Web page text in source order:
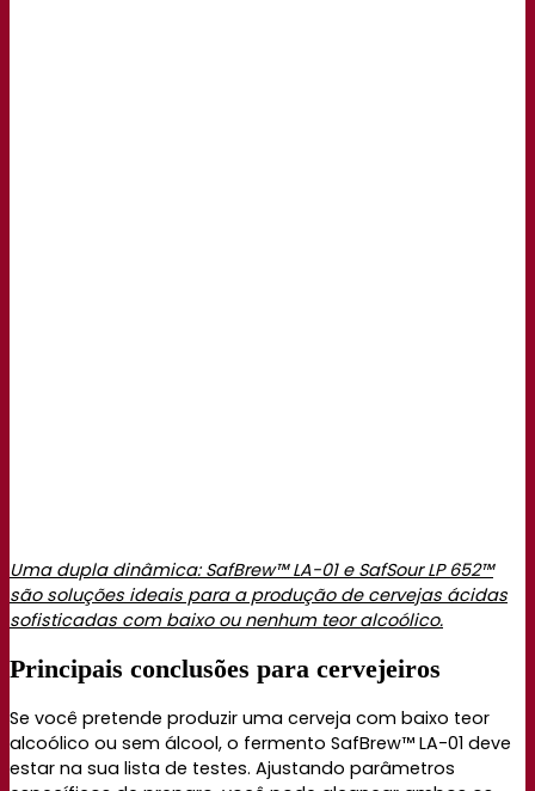
Uma dupla dinâmica: SafBrew™ LA-01 e SafSour LP 652™
são soluções ideais para a produção de cervejas ácidas
sofisticadas com baixo ou nenhum teor alcoólico.
Principais conclusões para cervejeiros
Se você pretende produzir uma cerveja com baixo teor
alcoólico ou sem álcool, o fermento SafBrew™ LA-01 deve
estar na sua lista de testes. Ajustando parâmetros